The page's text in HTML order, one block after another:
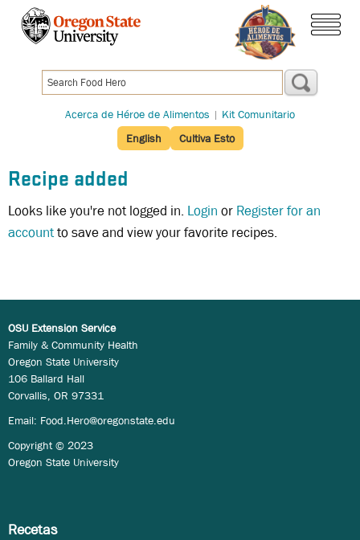
Pasar
principal
Acerca de Héroe de Alimentos | Kit Comunitario
English
Cultiva Esto
Recipe added
Looks like you're not logged in. Login or Register for an
accountto save and view your favorite recipes.
OSU Extension Service
Family & Community Health
Oregon State University
106 Ballard Hall
Corvallis, OR 97331
Email: Food.Hero@oregonstate.edu
Copyright © 2023
Oregon State University
Recetas